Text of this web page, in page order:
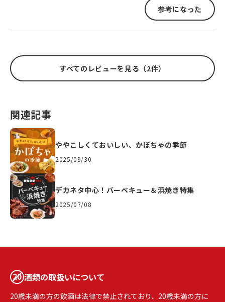
参考になった
すべてのレビューを見る（2件）
関連記事
ややこしくておいしい、かぼちゃの季節
2025/09/30
デカネタ中心！バーベキュー＆浜焼き特集
2025/07/08
酒類の取扱いについて
20歳未満の方の飲酒は法律で禁止されており、20歳未満の方に